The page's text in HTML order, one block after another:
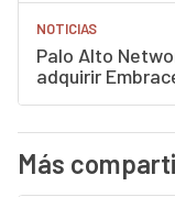
NOTICIAS
Palo Alto
adquirir
Más